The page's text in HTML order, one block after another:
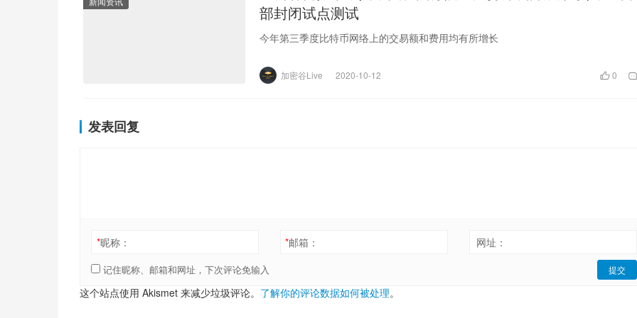
部封闭试点测试
今年第三季度比特币网络上的交易额和费用均有所增长
加密谷Live 2020-10-12 0
发表回复
*昵称： *邮箱： 网址：
记住昵称、邮箱和网址，下次评论免输入 提交
这个站点使用 Akismet 来减少垃圾评论。 了解你的评论数据如何被处理。